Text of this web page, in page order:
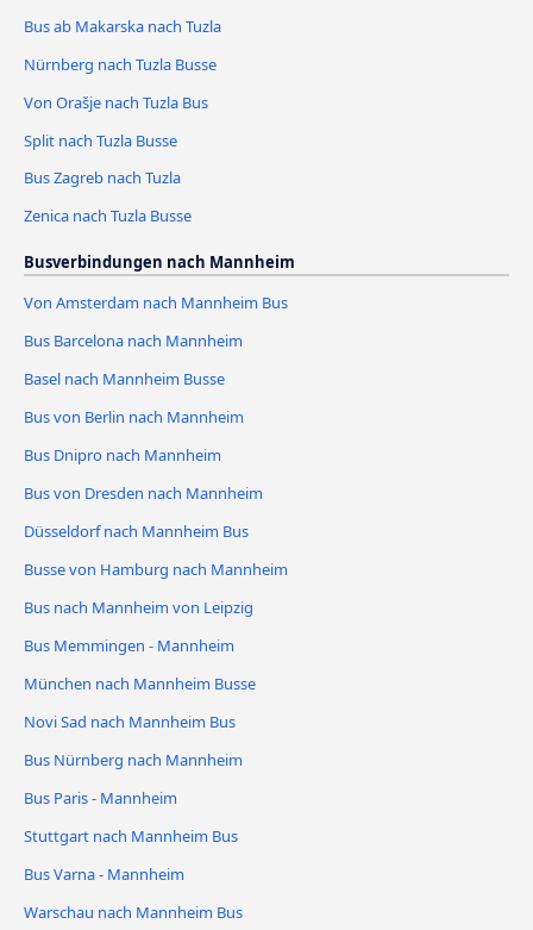
Bus ab Makarska nach Tuzla
Nürnberg nach Tuzla Busse
Von Orašje nach Tuzla Bus
Split nach Tuzla Busse
Bus Zagreb nach Tuzla
Zenica nach Tuzla Busse
Busverbindungen nach Mannheim
Von Amsterdam nach Mannheim Bus
Bus Barcelona nach Mannheim
Basel nach Mannheim Busse
Bus von Berlin nach Mannheim
Bus Dnipro nach Mannheim
Bus von Dresden nach Mannheim
Düsseldorf nach Mannheim Bus
Busse von Hamburg nach Mannheim
Bus nach Mannheim von Leipzig
Bus Memmingen - Mannheim
München nach Mannheim Busse
Novi Sad nach Mannheim Bus
Bus Nürnberg nach Mannheim
Bus Paris - Mannheim
Stuttgart nach Mannheim Bus
Bus Varna - Mannheim
Warschau nach Mannheim Bus